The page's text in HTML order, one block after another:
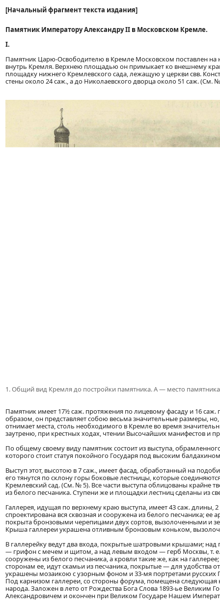
[Начальный фрагмент текста издания]
Памятник Императору Александру II в Московском Кремле.
I.
Памятник Царю-Освободителю в Кремле Московском поставлен
внутрь Кремля. Верхнею площадью он примыкает ко внешнему
площадку нижнего Кремлевского сада, лежащую у церкви свв.
стены около 24 саж., а до Николаевского дворца около 51 саж. (См.
1. Общий вид Кремля до постройки памятника. А — место
Памятник имеет 17½ саж. протяжения по лицевому фасаду и 16
образом, он представляет собою весьма значительные размеры,
отнимает места, столь необходимого в Кремле во время
заутреню, при крестных ходах, чтении Высочайших манифестов и
По общему своему виду памятник состоит из выступа,
которого стоит статуя покойного Государя под высоким
Выступ этот, высотою в 7 саж., имеет фасад, обработанный на
его тянутся по склону горы боковые лестницы, которые
Кремлевский сад. (См. № 5). Все части выступа облицованы крайне
из белого песчаника. Ступени же и площадки лестниц сделаны из
Галлерея, идущая по верхнему краю выступа, имеет 43 саж.
спроектирована вся сквозная и сооружена из белого песчаника;
покрыта бронзовыми черепицами двух сортов, вызолоченными и
Крыша галлереи украшена отливным бронзовым коньком,
В галлерейку ведут два входа, покрытые шатровыми крышами;
— грифон с мечем и щитом, а над левым входом — герб Москвы, т.
сооружены из белого песчаника, а кровли такие же, как на
сторонам ее, идут скамьи из песчаника, покрытые — для
украшены мозаикою с узорным фоном и 33-мя портретами русских
Под карнизом галлереи, со стороны форума, помещена
народа. Заложен в лето от Рождества Бога Слова 1893-ье
Александровичем и окончен при Великом Государе Нашем